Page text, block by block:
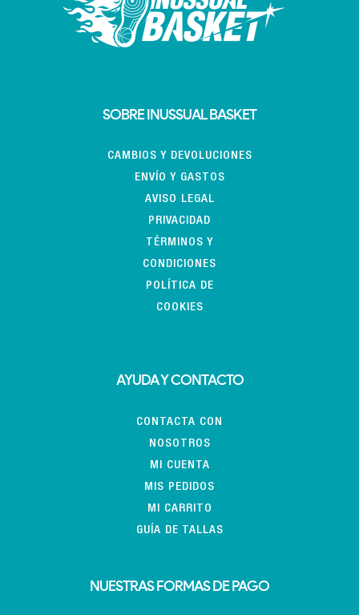
SOBRE INUSSUAL BASKET
CAMBIOS Y DEVOLUCIONES
ENVÍO Y GASTOS
AVISO LEGAL
PRIVACIDAD
TÉRMINOS Y
CONDICIONES
POLÍTICA DE
COOKIES
AYUDA Y CONTACTO
CONTACTA CON
NOSOTROS
MI CUENTA
MIS PEDIDOS
MI CARRITO
GUÍA DE TALLAS
NUESTRAS FORMAS DE PAGO